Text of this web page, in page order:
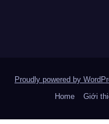
Proudly powered by
Home
Giới